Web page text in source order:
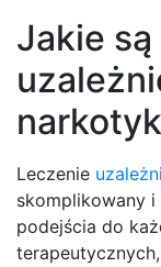
Jakie
Leczenie
skomplikowany
podejścia do